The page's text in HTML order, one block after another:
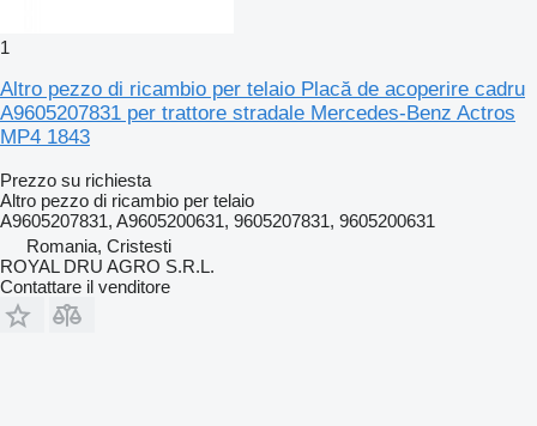
1
Altro pezzo di ricambio per telaio Placă de acoperire cadru
A9605207831 per trattore stradale Mercedes-Benz Actros
MP4 1843
Prezzo su richiesta
Altro pezzo di ricambio per telaio
A9605207831, A9605200631, 9605207831, 9605200631
Romania, Cristesti
ROYAL DRU AGRO S.R.L.
Contattare il venditore